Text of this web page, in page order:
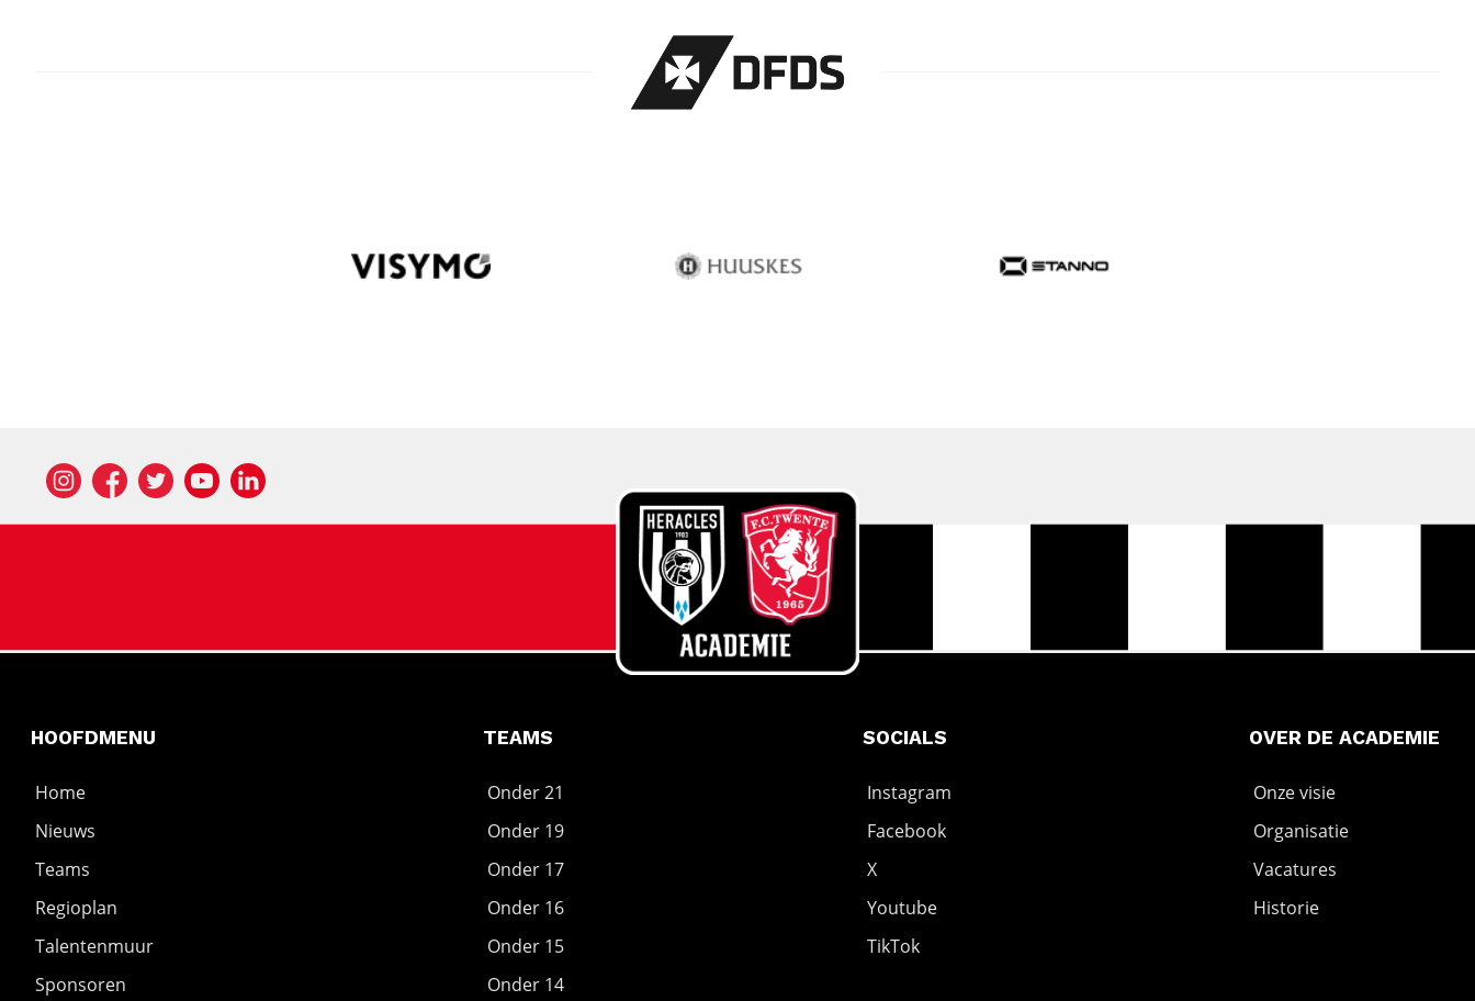
HOOFDMENU
Home
Nieuws
Teams
Regioplan
Talentenmuur
Sponsoren
TEAMS
Onder 21
Onder 19
Onder 17
Onder 16
Onder 15
Onder 14
SOCIALS
Instagram
Facebook
X
Youtube
TikTok
OVER DE ACADEMIE
Onze visie
Organisatie
Vacatures
Historie